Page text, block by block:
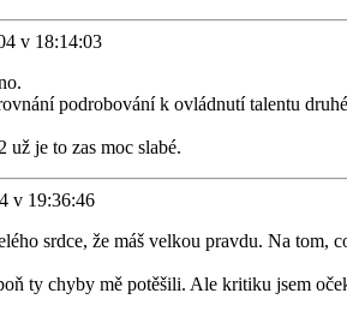
v 18:14:03
podrobování k ovládnutí talentu
už je to zas moc slabé.
v 19:36:46
srdce, že máš velkou pravdu. Na
ty chyby mě potěšili. Ale kritiku jsem